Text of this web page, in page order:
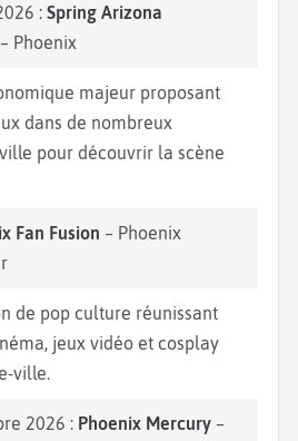
: Spring Arizona
– Phoenix
majeur proposant
dans de nombreux
pour découvrir la scène
Fan Fusion – Phoenix
de pop culture réunissant
jeux vidéo et cosplay
ville.
2026 : Phoenix Mercury –